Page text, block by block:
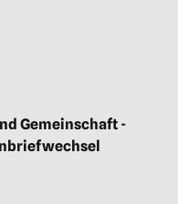
Gemeinschaft -